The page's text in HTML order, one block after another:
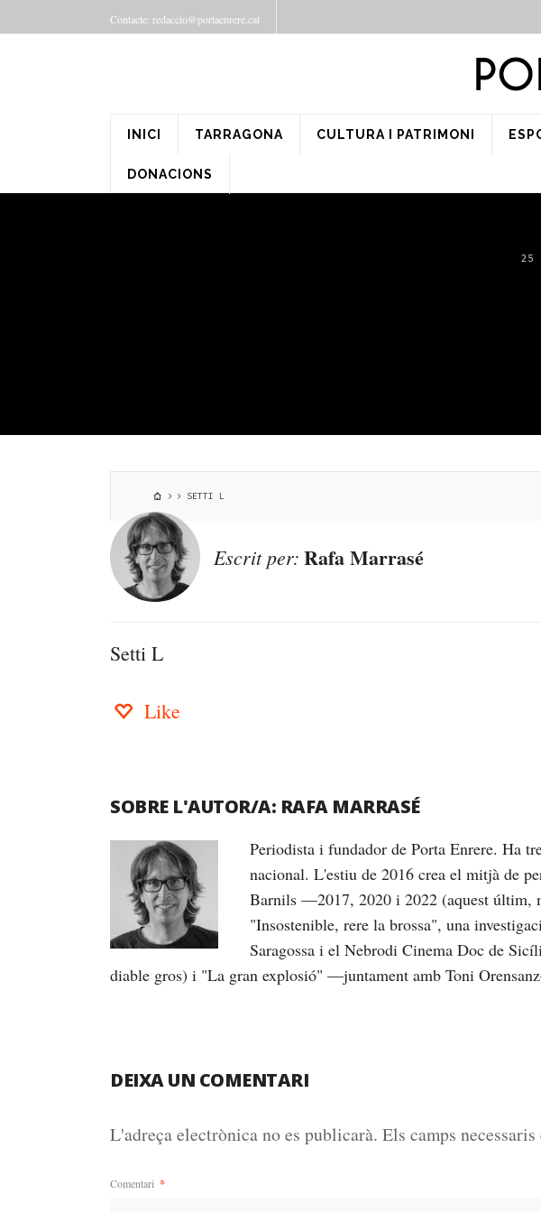
Contacte: redaccio@portaenrere.cat
INICI TARRAGONA CULTURA I PATRIMONI
DONACIONS
25
SETTI L
Escrit per: Rafa Marrasé
Setti L
Like
SOBRE L'AUTOR/A: RAFA MARRASÉ
Periodista i fundador de Porta Enrere. Ha
nacional. L'estiu de 2016 crea el mitjà de
Barnils —2017, 2020 i 2022 (aquest últim,
"Insostenible, rere la brossa", una
Saragossa i el Nebrodi Cinema Doc de
diable gros) i "La gran explosió" —juntament amb Toni
DEIXA UN COMENTARI
L'adreça electrònica no es publicarà. Els camps
Comentari *